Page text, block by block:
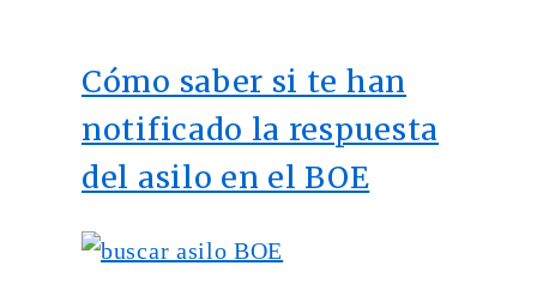
Cómo saber si te han
notificado la respuesta
del asilo en el BOE